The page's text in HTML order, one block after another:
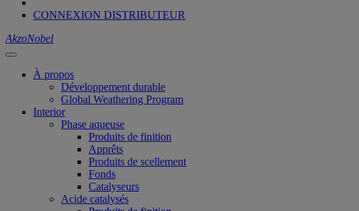
CONNEXION DISTRIBUTEUR
AkzoNobel
À propos
Développement durable
Global Weathering Program
Interior
Phase aqueuse
Produits de finition
Apprêts
Produits de scellement
Fonds
Catalyseurs
Acide catalysés